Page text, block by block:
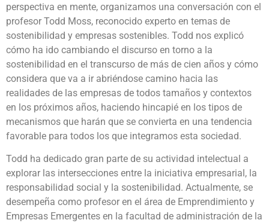
perspectiva en mente, organizamos una conversación con el
profesor Todd Moss, reconocido experto en temas de
sostenibilidad y empresas sostenibles. Todd nos explicó
cómo ha ido cambiando el discurso en torno a la
sostenibilidad en el transcurso de más de cien años y cómo
considera que va a ir abriéndose camino hacia las
realidades de las empresas de todos tamaños y contextos
en los próximos años, haciendo hincapié en los tipos de
mecanismos que harán que se convierta en una tendencia
favorable para todos los que integramos esta sociedad.
Todd ha dedicado gran parte de su actividad intelectual a
explorar las intersecciones entre la iniciativa empresarial, la
responsabilidad social y la sostenibilidad. Actualmente, se
desempeña como profesor en el área de Emprendimiento y
Empresas Emergentes en la facultad de administración de la